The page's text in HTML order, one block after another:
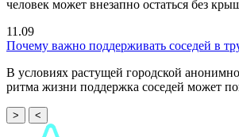
человек может внезапно остаться без
11.09
Почему важно поддерживать соседей в
В условиях растущей городской
ритма жизни поддержка соседей может
> <